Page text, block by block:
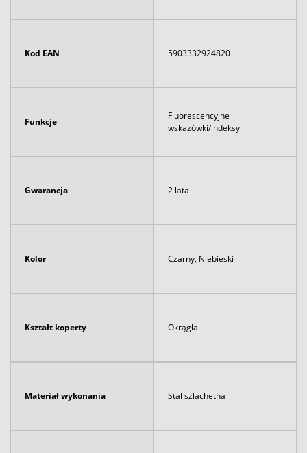
Kod EAN 5903332924820
Funkcje
Fluorescencyjne
wskazówki/indeksy
Gwarancja 2 lata
Kolor Czarny, Niebieski
Kształt koperty Okrągła
Materiał wykonania Stal szlachetna